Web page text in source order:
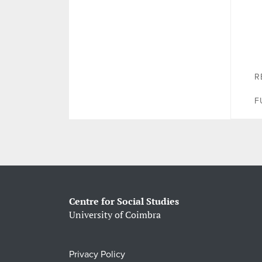
Centre for Social Studies
University of Coimbra
Privacy Policy